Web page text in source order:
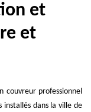
et
et
couvreur professionnel
installés dans la ville de